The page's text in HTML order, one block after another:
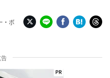
・ボ